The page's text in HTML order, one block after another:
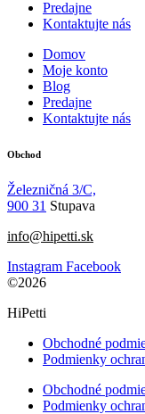
Predajne
Kontaktujte nás
Domov
Moje konto
Blog
Predajne
Kontaktujte nás
Obchod
Železničná 3/C,
900 31 Stupava
info@hipetti.sk
Instagram Facebook
©2026
HiPetti
Obchodné
Podmienky
Obchodné
Podmienky